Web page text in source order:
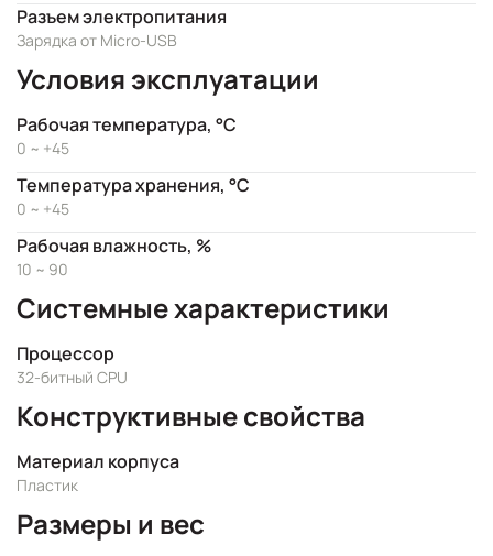
Разъем электропитания
Зарядка от Micro-USB
Условия эксплуатации
Рабочая температура, °C
0 ~ +45
Температура хранения, °C
0 ~ +45
Рабочая влажность, %
10 ~ 90
Системные характеристики
Процессор
32-битный CPU
Конструктивные свойства
Материал корпуса
Пластик
Размеры и вес